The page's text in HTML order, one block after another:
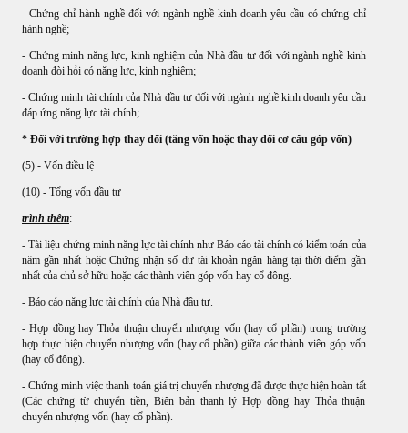
- Chứng chỉ hành nghề đối với ngành nghề kinh doanh yêu cầu có chứng chỉ
hành nghề;
- Chứng minh năng lực, kinh nghiệm của Nhà đầu tư đối với ngành nghề kinh
doanh đòi hỏi có năng lực, kinh nghiệm;
- Chứng minh tài chính của Nhà đầu tư đối với ngành nghề kinh doanh yêu cầu
đáp ứng năng lực tài chính;
* Đối với trường hợp thay đổi (tăng vốn hoặc thay đổi cơ cấu góp vốn)
(5) - Vốn điều lệ
(10) - Tổng vốn đầu tư
trình thêm:
- Tài liệu chứng minh năng lực tài chính như Báo cáo tài chính có kiểm toán của
năm gần nhất hoặc Chứng nhận số dư tài khoản ngân hàng tại thời điểm gần
nhất của chủ sở hữu hoặc các thành viên góp vốn hay cổ đông.
- Báo cáo năng lực tài chính của Nhà đầu tư.
- Hợp đồng hay Thỏa thuận chuyển nhượng vốn (hay cổ phần) trong trường
hợp thực hiện chuyển nhượng vốn (hay cổ phần) giữa các thành viên góp vốn
(hay cổ đông).
- Chứng minh việc thanh toán giá trị chuyển nhượng đã được thực hiện hoàn tất
(Các chứng từ chuyển tiền, Biên bản thanh lý Hợp đồng hay Thỏa thuận
chuyển nhượng vốn (hay cổ phần).